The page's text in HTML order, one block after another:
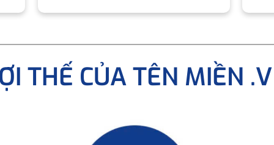
THẾ CỦA TÊN MIỀN